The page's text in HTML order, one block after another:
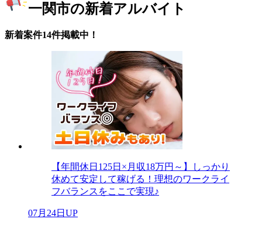
一関市の新着アルバイト
新着案件14件掲載中！
【年間休日125日×月収18万円～】しっかり
休めて安定して稼げる！理想のワークライ
フバランスをここで実現♪
07月24日UP